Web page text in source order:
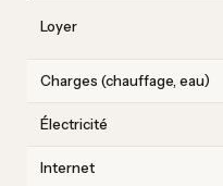
Loyer
Charges (chauffage, eau)
Électricité
Internet